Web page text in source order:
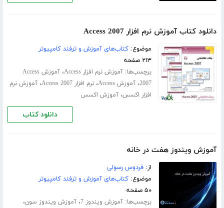
دانلود کتاب آموزش نرم افزار Access 2007
موضوع:کتاب‌های آموزش و ترفند کامپیوتر
۲۱۳ صفحه
برچسب‌ها:آموزش نرم افزار Access ،
آموزش Access
2007،آموزش Access ،نرم افزار Access 2007 ،آموزش نرم
افزار اکسس،آموزش اکسس
دانلود کتاب
آموزش ویندوز هفت در خانه
از:فردوس رسولی
موضوع:کتاب‌های آموزش و ترفند کامپیوتر
۵۰ صفحه
برچسب‌ها:آموزش ویندوز 7 ،آموزش ویندوز سون،